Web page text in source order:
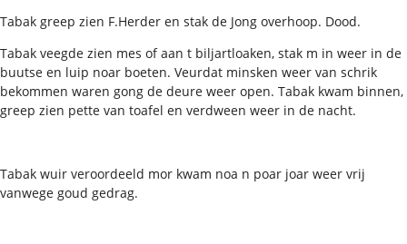
Tabak greep zien F.Herder en stak de Jong overhoop. Dood.
Tabak veegde zien mes of aan t biljartloaken, stak m in weer in de
buutse en luip noar boeten. Veurdat minsken weer van schrik
bekommen waren gong de deure weer open. Tabak kwam binnen,
greep zien pette van toafel en verdween weer in de nacht.
Tabak wuir veroordeeld mor kwam noa n poar joar weer vrij
vanwege goud gedrag.